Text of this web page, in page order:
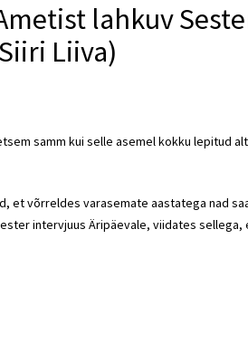
lahkuv
Liiva)
samm kui selle asemel kokku lepitud
et võrreldes varasemate aastatega nad
intervjuus Äripäevale, viidates